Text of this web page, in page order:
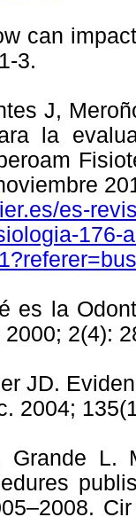
can
3.
J,
la
es-
176-
es la
2(4):
JD.
2004;
Grande L.